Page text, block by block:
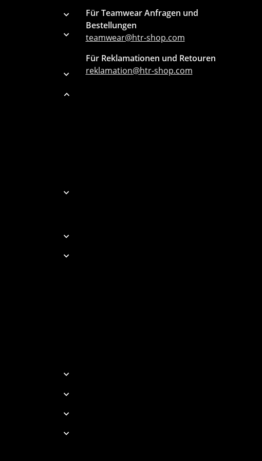
Für Teamwear Anfragen und
Bestellungen
teamwear@htr-shop.com
Für Reklamationen und Retouren
reklamation@htr-shop.com